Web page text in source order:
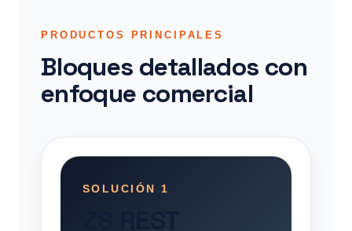
PRODUCTOS PRINCIPALES
Bloques detallados con
enfoque comercial
SOLUCIÓN 1